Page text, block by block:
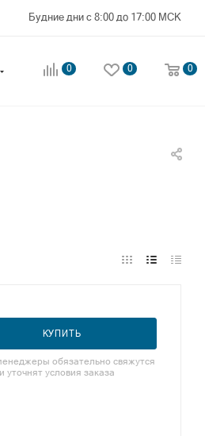
Будние дни с 8:00 до 17:00 МСК
0 0 0
КУПИТЬ
обязательно свяжутся
уточнят условия заказа